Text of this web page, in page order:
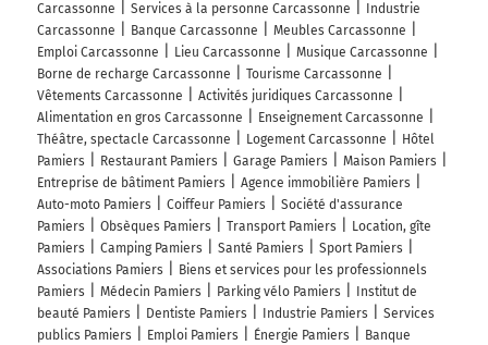
Carcassonne
Services à la personne Carcassonne
Industrie
Carcassonne
Banque Carcassonne
Meubles Carcassonne
Emploi Carcassonne
Lieu Carcassonne
Musique Carcassonne
Borne de recharge Carcassonne
Tourisme Carcassonne
Vêtements Carcassonne
Activités juridiques Carcassonne
Alimentation en gros Carcassonne
Enseignement Carcassonne
Théâtre, spectacle Carcassonne
Logement Carcassonne
Hôtel
Pamiers
Restaurant Pamiers Garage Pamiers
Maison Pamiers
Entreprise de bâtiment Pamiers
Agence immobilière Pamiers
Auto-moto Pamiers
Coiffeur Pamiers
Société d'assurance
Pamiers
Obsèques Pamiers Transport Pamiers
Location, gîte
Pamiers
Camping Pamiers Santé Pamiers
Sport Pamiers
Associations Pamiers
Biens et services pour les professionnels
Pamiers
Médecin Pamiers Parking vélo Pamiers
Institut de
beauté Pamiers
Dentiste Pamiers Industrie Pamiers
Services
publics Pamiers
Emploi Pamiers Énergie Pamiers
Banque